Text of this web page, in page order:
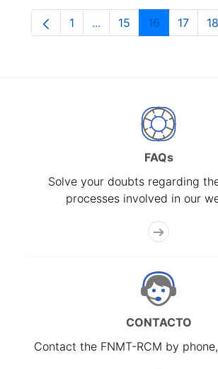
Page
1 ...Intermediate Pages
Page
15 Page
16 Page
17 18
FAQs
Solve your doubts regarding
processes involved in our
CONTACTO
Contact the FNMT-RCM by